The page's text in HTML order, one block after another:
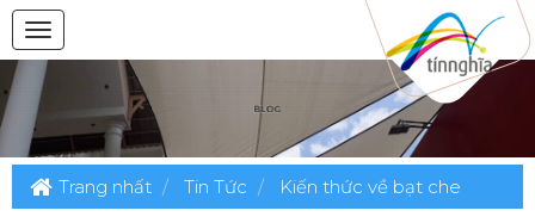
Trang nhất Tin Tức Kiến thức về bạt che